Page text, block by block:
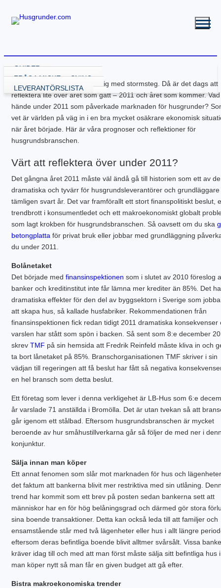
GUIDER
VÄLJA GRUNDLÖSNING
GRUND MED GJUTNING
GJUTA PLATTA
GJUTA PLATTA – STARTA HÄR
PLATTA – ATTEFALL
PLATTA – GARAGE
PLATTA – INDUSTRI
PLATTA – UTERUM
PLATTA – PÅLNING
PLATTA – STALL
PLATTA – TILLBYGGNAD
PLATTA – VÄXTHUS
KOMPENSATIONSGRUNDL.
NY KÄLLARE
BYGGA KÄLLARE
BYGGA KÄLLARE – ATTEFALL
GRUND UTAN GJUTNING
BALK – KRYPGRUND
KRYPGRUND – STARTA HÄR
KRYPGRUND – ATTEFALL
KRYPGRUND – TILLBYGGNAD
BALK – HYBRIDGRUND
BALK – VÄXTHUS
RENOVERA HUSGRUND
DRÄNERA HUS
KÄLLARE MED FUKT
KÄLLARRENOVERING
EW GRUNDRENOVERING
KRYPGRUND – GJUT IGEN
KRYPGRUND – AVFUKTARE
MEKANISKT VENTGOLV
RADONSÄKRA DIN KÄLLARE
SYLLBYTE
SÄTTNINGSSKADOR
BYGGA POOL
GJUTEN ISOLERAD POOL
POOLGRUND
FLER GUIDER
BETONG
DRÄNERANDE MATERIAL
GRUNDRITNINGAR
GRUNDLÄGGNING PÅ BERG
MARK & TRÄDGÅRD
L-STÖD OCH STÖDMURAR
MARKUNDERSÖKNING
KANTELEMENT
PLINTGRUND
TJÄLDJUP
VATTENBUREN GOLVVÄRME
DOWNLOADS
FRÅGA MICKE
LEVERANTÖRSLISTA
Det nya året – 2012 närmar sig med stormsteg. Då är det dags att
reflektera lite över året som gått – 2011 och året som kommer. Vad
hände under 2011 som påverkade marknaden för husgrunder?
vet är världen på väg in i en bra mycket osäkrare ekonomisk
när året började. Här är våra prognoser och reflektioner för
husgrundsbranschen.
Värt att reflektera över under 2011?
Det gångna året 2011 måste väl ändå gå till historien som ett av
dramatiska och tyvärr för husgrundsleverantörer och grundläggare
tämligen svart år. Det var framförallt ett stort finanspolitiskt beslut,
trendbrott i konsumentledet och ett makroekonomiskt globalt
som lagt krokben för husgrundsbranschen. Så oavsett om du ska
betongplatta för privat bruk eller jobbar med grundläggning
du under 2011.
Bolånetaket
Det började med finansinspektionen som i slutet av 2010 föreslog
banker och kreditinstitut inte får lämna mer krediter än 85%. Det
dramatiska effekter för den del av byggsektorn i Sverige som
att skapa hus, så kallade husfabriker. Rekommendationen från
finansinspektionen fick redan tidigt 2011 dramatiska konsekvenser
varslen har stått som spön i backen. Så sent som 8:e december
skrev TMF på sin hemsida att Fredrik Reinfeld måste kliva in och
ta bort lånetaket på 85%. Branschorganisationen TMF skriver i sin
vädjan till regeringen att få beslut har fått så negativa
en hel bransch som detta beslut.
Ett företag som lever i denna verkligehet är LB-Hus som 6:e
år varslade 71 anställda i Bromölla. Det är utan tvekan så att
går igenom ett stålbad. Eftersom husgrundsbranschen är mycket
beroende av hur småhustillverkarna går så följer de med ner i
konjunktur.
Sälja innan man köper
Ett annat fenomen som slår mot marknaden för hus och
det faktum att bankerna blivit mer restriktiva med sin utlåning.
trend har kommit som ett brev på posten sedan bankerna sett att
människor har en för hög belåningsgrad och därmed gör stora
sina boende transaktioner. Detta kan också leda till att familjer och
ensamstående står med två lägenheter eller hus i allt längre
eftersom deras befintliga boende blivit alltmer svårsålt. Vissa
kräver idag till och med att man först måste sälja sitt befintliga hus
man köper nytt så man får en given budget att gå efter.
Bistra makroekonomiska trender